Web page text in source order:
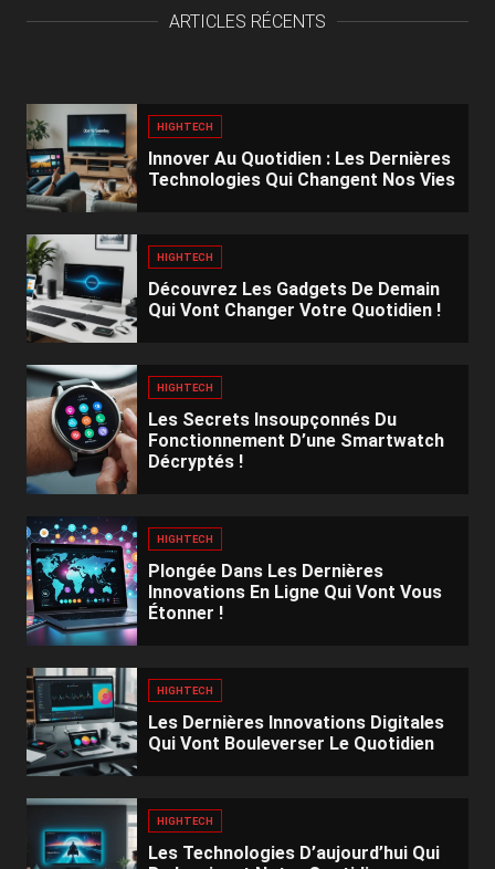
ARTICLES RÉCENTS
HIGHTECH
Innover Au Quotidien : Les Dernières
Technologies Qui Changent Nos Vies
HIGHTECH
Découvrez Les Gadgets De Demain
Qui Vont Changer Votre Quotidien !
HIGHTECH
Les Secrets Insoupçonnés Du
Fonctionnement D’une Smartwatch
Décryptés !
HIGHTECH
Plongée Dans Les Dernières
Innovations En Ligne Qui Vont Vous
Étonner !
HIGHTECH
Les Dernières Innovations Digitales
Qui Vont Bouleverser Le Quotidien
HIGHTECH
Les Technologies D’aujourd’hui Qui